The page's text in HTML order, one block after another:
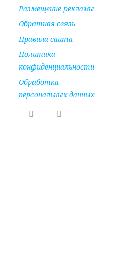
Размещение рекламы
Обратная связь
Правила сайта
Политика
конфиденциальности
Обработка
персональных данных